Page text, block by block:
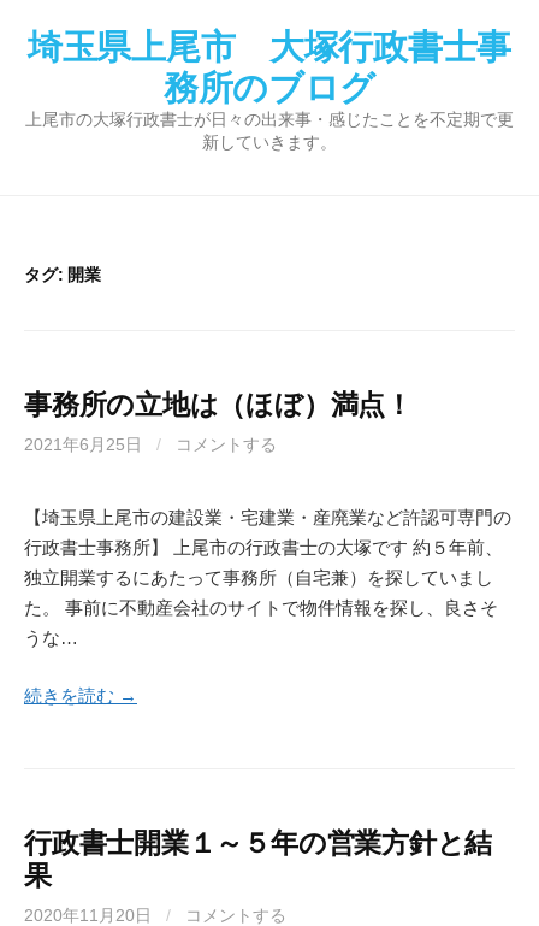
埼玉県上尾市 大塚行政書士事
務所のブログ
上尾市の大塚行政書士が日々の出来事・感じたことを不定期で更
新していきます。
タグ: 開業
事務所の立地は（ほぼ）満点！
2021年6月25日 / コメントする
【埼玉県上尾市の建設業・宅建業・産廃業など許認可専門の
行政書士事務所】 上尾市の行政書士の大塚です 約５年前、
独立開業するにあたって事務所（自宅兼）を探していまし
た。 事前に不動産会社のサイトで物件情報を探し、良さそ
うな…
続きを読む →
行政書士開業１～５年の営業方針と結
果
2020年11月20日 / コメントする